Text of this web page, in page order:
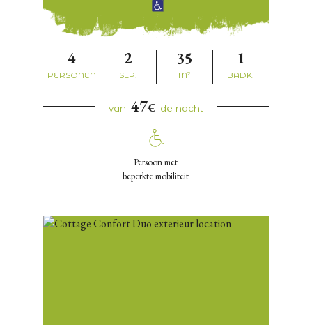
4
PERSONEN
2
SLP.
35
M²
1
BADK.
van 47€ de nacht
Persoon met
beperkte mobiliteit